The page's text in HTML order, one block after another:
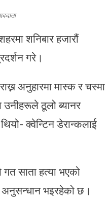
शनिबार हजारौं
गरे।
अनुहारमा मास्क र चस्मा
ठूलो ब्यानर
क्वेन्टिन डेरान्कलाई
गत साता हत्या भएको
अनुसन्धान भइरहेको छ।